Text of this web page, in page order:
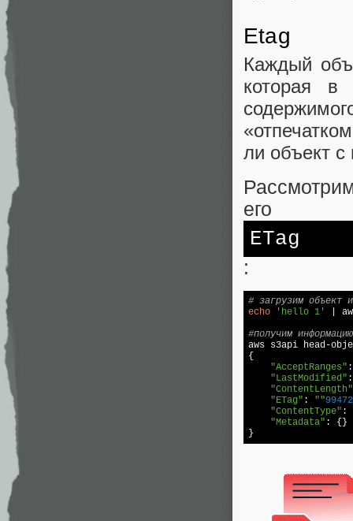
Etag
Каждый
которая в
ли объект
его
ETag
:
# загрузим объект
echo
'hello 1'
|
#получим
aws s3api head-
{
"AcceptRanges"
"LastModified"
"ContentLength"
"ETag" : ""99472
"ContentType" :
"Metadata" : {}
}